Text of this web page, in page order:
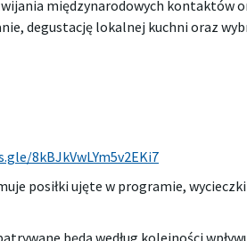
międzynarodowych kontaktów
degustację lokalnej kuchni oraz
8kBJkVwLYm5v2EKi7
posiłki ujęte w programie,
będą według kolejności